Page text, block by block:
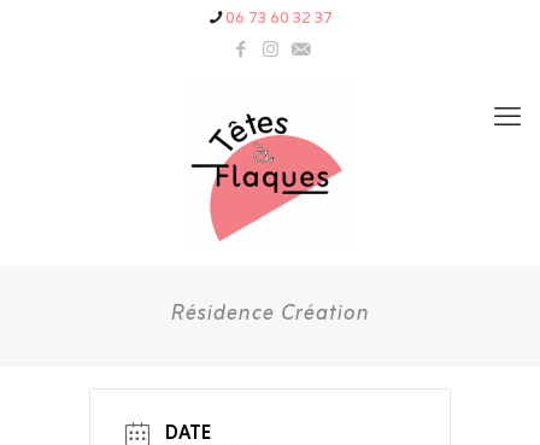
06 73 60 32 37
Résidence Création
DATE